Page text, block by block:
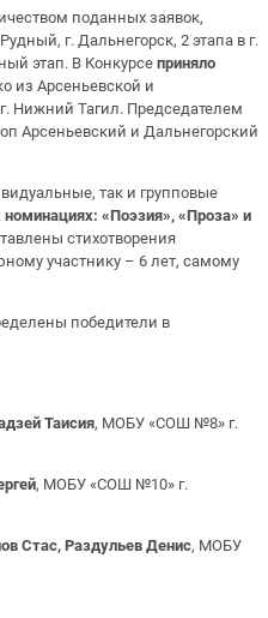
поданных заявок,
г. Дальнегорск, 2 этапа в г.
этап. В Конкурсе приняло
из Арсеньевской и
Нижний Тагил. Председателем
Арсеньевский и Дальнегорский
так и групповые
номинациях: «Поэзия», «Проза» и
стихотворения
участнику – 6 лет, самому
победители в
Таисия, МОБУ «СОШ №8» г.
, МОБУ «СОШ №10» г.
Стас, Раздульев Денис, МОБУ